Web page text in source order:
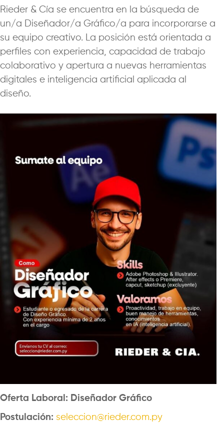
Rieder & Cía se encuentra en la búsqueda de
un/a Diseñador/a Gráfico/a para incorporarse a
su equipo creativo. La posición está orientada a
perfiles con experiencia, capacidad de trabajo
colaborativo y apertura a nuevas herramientas
digitales e inteligencia artificial aplicada al
diseño.
Oferta Laboral: Diseñador Gráfico
Postulación: seleccion@rieder.com.py